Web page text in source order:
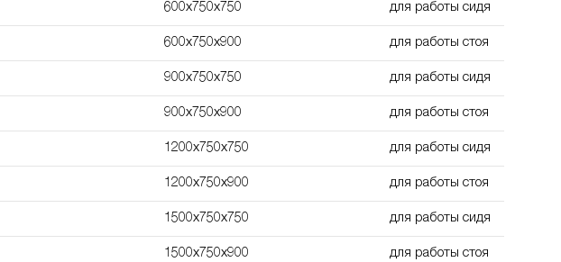
600х750х750 для работы сидя
600х750х900 для работы стоя
900х750х750 для работы сидя
900х750х900 для работы стоя
1200х750х750 для работы сидя
1200х750х900 для работы стоя
1500х750х750 для работы сидя
1500х750х900 для работы стоя